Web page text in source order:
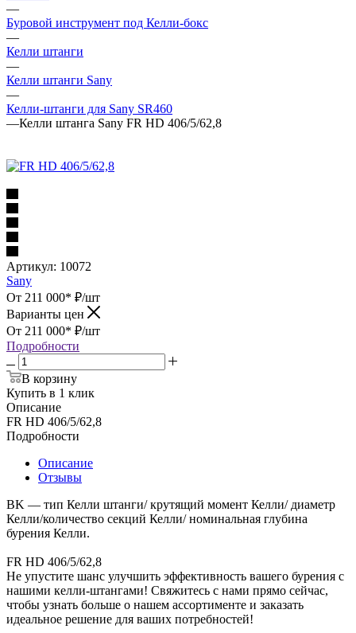
—
Буровой инструмент под Келли-бокс
—
Келли штанги
—
Келли штанги Sany
—
Келли-штанги для Sany SR460
—Келли штанга Sany FR HD 406/5/62,8
Артикул: 10072
Sany
От 211 000* ₽/шт
Варианты цен
От 211 000* ₽/шт
Подробности
В корзину
Купить в 1 клик
Описание
FR HD 406/5/62,8
Подробности
Описание
Отзывы
BK — тип Келли штанги/ крутящий момент Келли/ диаметр
Келли/количество секций Келли/ номинальная глубина
бурения Келли.
FR HD 406/5/62,8
Не упустите шанс улучшить эффективность вашего бурения с
нашими келли-штангами! Свяжитесь с нами прямо сейчас,
чтобы узнать больше о нашем ассортименте и заказать
идеальное решение для ваших потребностей!